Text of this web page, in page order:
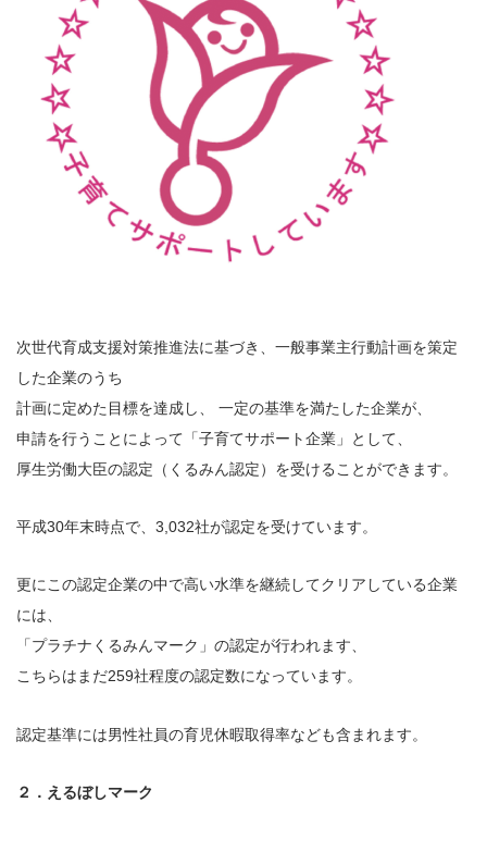
次世代育成支援対策推進法に基づき、一般事業主行動計画を策定
した企業のうち
計画に定めた目標を達成し、 一定の基準を満たした企業が、
申請を行うことによって「子育てサポート企業」として、
厚生労働大臣の認定（くるみん認定）を受けることができます。
平成30年末時点で、3,032社が認定を受けています。
更にこの認定企業の中で高い水準を継続してクリアしている企業
には、
「プラチナくるみんマーク」の認定が行われます、
こちらはまだ259社程度の認定数になっています。
認定基準には男性社員の育児休暇取得率なども含まれます。
２．えるぼしマーク